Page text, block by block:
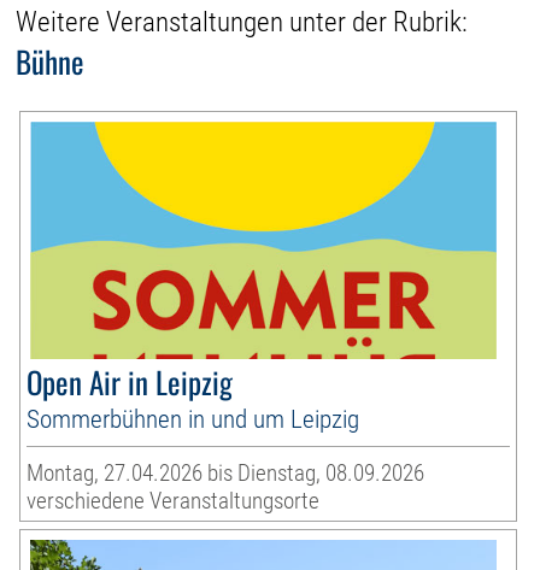
Weitere Veranstaltungen unter der Rubrik:
Bühne
Open Air in Leipzig
Sommerbühnen in und um Leipzig
Montag, 27.04.2026 bis Dienstag, 08.09.2026
verschiedene Veranstaltungsorte